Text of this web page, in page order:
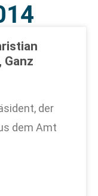
Ganz
der
dem Amt